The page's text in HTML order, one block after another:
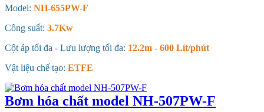
Model: NH-655PW-F
Công suất: 3.7Kw
Cột áp tối đa - Lưu lượng tối đa: 12.2m - 600 Lít/phút
Vật liệu chế tạo: ETFE
Bơm hóa chất model NH-507PW-F